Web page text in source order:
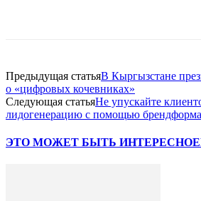
Предыдущая статьяВ Кыргызстане
о «цифровых кочевниках»
Следующая статьяНе упускайте
лидогенерацию с помощью
ЭТО МОЖЕТ БЫТЬ ИНТЕРЕСНО